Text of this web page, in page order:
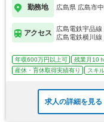
勤務地 広島県 広島市
アクセス
広島電鉄宇品線
広島電鉄横川
年収600万円以上可 残業月10
産休・育休取得実績有り
スキ
求人の詳細を見る